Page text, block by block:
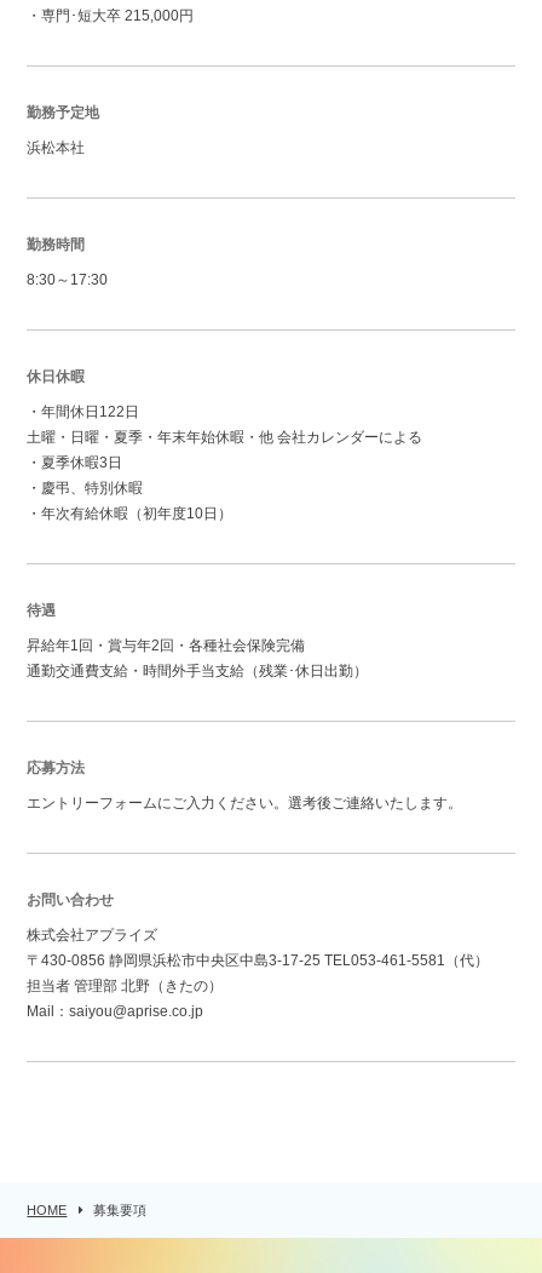
・専門･短大卒 215,000円
勤務予定地
浜松本社
勤務時間
8:30～17:30
休日休暇
・年間休日122日
土曜・日曜・夏季・年末年始休暇・他 会社カレンダーによる
・夏季休暇3日
・慶弔、特別休暇
・年次有給休暇（初年度10日）
待遇
昇給年1回・賞与年2回・各種社会保険完備
通勤交通費支給・時間外手当支給（残業･休日出勤）
応募方法
エントリーフォームにご入力ください。選考後ご連絡いたします。
お問い合わせ
株式会社アプライズ
〒430-0856 静岡県浜松市中央区中島3-17-25 TEL053-461-5581（代）
担当者 管理部 北野（きたの）
Mail：saiyou@aprise.co.jp
HOME 募集要項